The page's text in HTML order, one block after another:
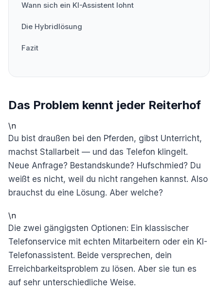
Wann sich ein KI-Assistent lohnt
Die Hybridlösung
Fazit
Das Problem kennt jeder Reiterhof
\n
Du bist draußen bei den Pferden, gibst Unterricht,
machst Stallarbeit — und das Telefon klingelt.
Neue Anfrage? Bestandskunde? Hufschmied? Du
weißt es nicht, weil du nicht rangehen kannst. Also
brauchst du eine Lösung. Aber welche?
\n
Die zwei gängigsten Optionen: Ein klassischer
Telefonservice mit echten Mitarbeitern oder ein KI-
Telefonassistent. Beide versprechen, dein
Erreichbarkeitsproblem zu lösen. Aber sie tun es
auf sehr unterschiedliche Weise.